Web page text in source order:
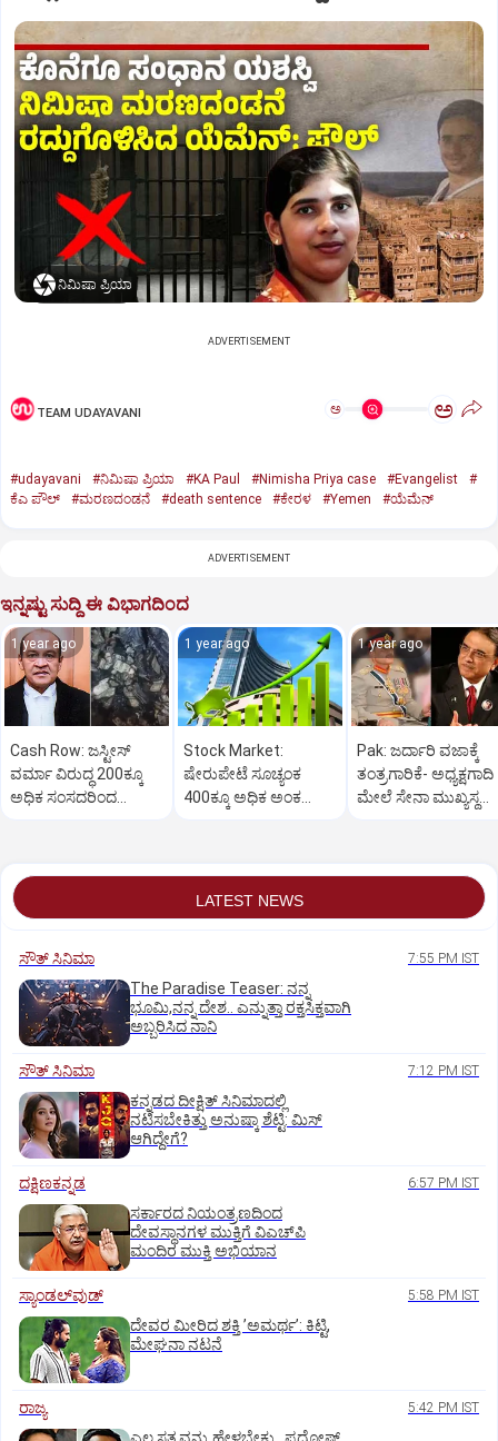
ನಿಮಿಷಾ ಪ್ರಿಯಾ
ADVERTISEMENT
TEAM UDAYAVANI ಅ ಅ
#udayavani #ನಿಮಿಷಾ ಪ್ರಿಯಾ #KA Paul #Nimisha Priya case #Evangelist
#
ಕೆಎ ಪೌಲ್
#ಮರಣದಂಡನೆ #death sentence #ಕೇರಳ #Yemen #ಯೆಮೆನ್‌
ADVERTISEMENT
ಇನ್ನಷ್ಟು ಸುದ್ದಿ ಈ ವಿಭಾಗದಿಂದ
1 year ago
Cash Row: ಜಸ್ಟೀಸ್‌
ವರ್ಮಾ ವಿರುದ್ಧ 200ಕ್ಕೂ
ಅಧಿಕ ಸಂಸದರಿಂದ
1 year ago
Stock Market:
ಷೇರುಪೇಟೆ ಸೂಚ್ಯಂಕ
400ಕ್ಕೂ ಅಧಿಕ ಅಂಕ
1 year ago
Pak: ಜರ್ದಾರಿ ವಜಾಕ್ಕೆ
ತಂತ್ರಗಾರಿಕೆ- ಅಧ್ಯಕ್ಷಗಾದಿ
ಮೇಲೆ ಸೇನಾ ಮುಖ್ಯಸ್ಥ
LATEST NEWS
ಸೌತ್‌ ಸಿನಿಮಾ 7:55 PM IST
The Paradise Teaser: ನನ್ನ
ಭೂಮಿ,ನನ್ನ ದೇಶ.. ಎನ್ನುತ್ತಾ ರಕ್ತಸಿಕ್ತವಾಗಿ
ಅಬ್ಬರಿಸಿದ ನಾನಿ
ಸೌತ್‌ ಸಿನಿಮಾ 7:12 PM IST
ಕನ್ನಡದ ದೀಕ್ಷಿತ್‌ ಸಿನಿಮಾದಲ್ಲಿ
ನಟಿಸಬೇಕಿತ್ತು ಅನುಷ್ಕಾ ಶೆಟ್ಟಿ: ಮಿಸ್‌
ಆಗಿದ್ದೇಗೆ?
ದಕ್ಷಿಣಕನ್ನಡ 6:57 PM IST
ಸರ್ಕಾರದ ನಿಯಂತ್ರಣದಿಂದ
ದೇವಸ್ಥಾನಗಳ ಮುಕ್ತಿಗೆ ವಿಎಚ್‌ಪಿ
ಮಂದಿರ ಮುಕ್ತಿ ಅಭಿಯಾನ
ಸ್ಯಾಂಡಲ್‌ವುಡ್‌ 5:58 PM IST
ದೇವರ ಮೀರಿದ ಶಕ್ತಿ ʼಅಮರ್ಥʼ: ಕಿಟ್ಟಿ,
ಮೇಘನಾ ನಟನೆ
ರಾಜ್ಯ 5:42 PM IST